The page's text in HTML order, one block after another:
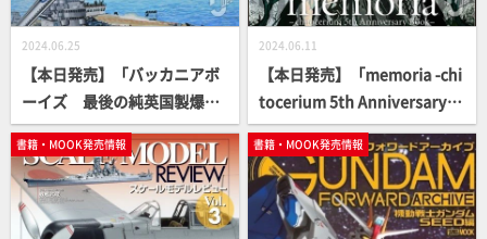
2024.06.25
【本日発売】「バッカニアボ
ーイズ 最後の純英国製爆撃
機を飛ばした男たちの物語」
【軍事選書シリーズ】
2024.06.11
【本日発売】「memoria -chi
tocerium 5th Anniversary B
ook-」【5周年記念】
書籍・MOOK発売情報 書籍・MOOK発売情報